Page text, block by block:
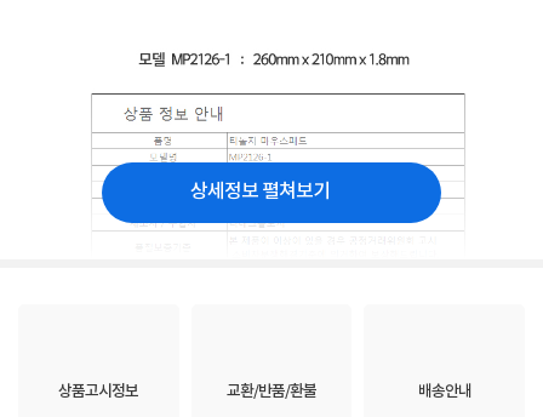
상세정보 펼쳐보기
상품고시정보 교환/반품/환불 배송안내